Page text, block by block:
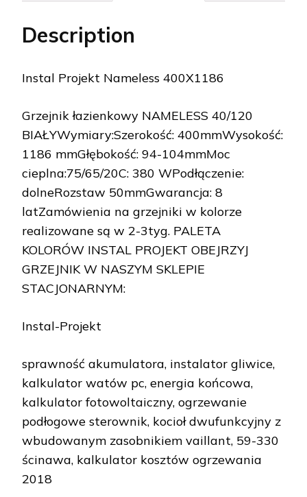
Description
Instal Projekt Nameless 400X1186
Grzejnik łazienkowy NAMELESS 40/120
BIAŁYWymiary:Szerokość: 400mmWysokość:
1186 mmGłębokość: 94-104mmMoc
cieplna:75/65/20C: 380 WPodłączenie:
dolneRozstaw 50mmGwarancja: 8
latZamówienia na grzejniki w kolorze
realizowane są w 2-3tyg. PALETA
KOLORÓW INSTAL PROJEKT OBEJRZYJ
GRZEJNIK W NASZYM SKLEPIE
STACJONARNYM:
Instal-Projekt
sprawność akumulatora, instalator gliwice,
kalkulator watów pc, energia końcowa,
kalkulator fotowoltaiczny, ogrzewanie
podłogowe sterownik, kocioł dwufunkcyjny z
wbudowanym zasobnikiem vaillant, 59-330
ścinawa, kalkulator kosztów ogrzewania
2018